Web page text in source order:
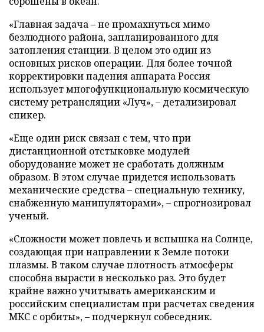
«Главная задача – не промахнуться мимо
безлюдного района, запланированного для
затопления станции. В целом это один из
основных рисков операции. Для более точной
корректировки падения аппарата Россия
использует многофункциональную космическую
систему ретрансляции «Луч», – детализировал
спикер.
«Еще один риск связан с тем, что при
дистанционной отстыковке модулей
оборудование может не сработать должным
образом. В этом случае придется использовать
механические средства – специальную технику,
снабженную манипуляторами», – спрогнозировал
ученый.
«Сложности может повлечь и вспышка на Солнце,
создающая при направлении к Земле потоки
плазмы. В таком случае плотность атмосферы
способна вырасти в несколько раз. Это будет
крайне важно учитывать американским и
российским специалистам при расчетах сведения
МКС с орбиты», – подчеркнул собеседник.